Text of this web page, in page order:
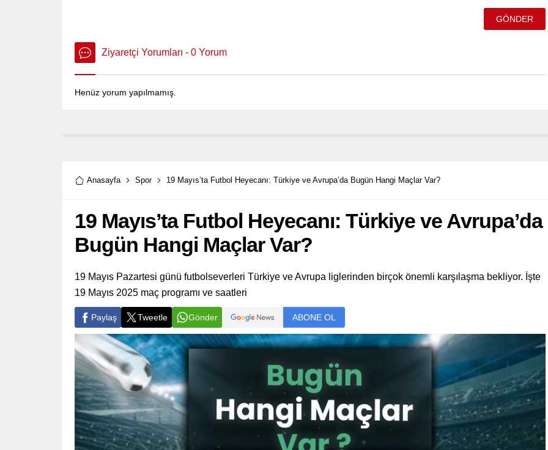
Ziyaretçi Yorumları - 0 Yorum
Henüz yorum yapılmamış.
Anasayfa Spor 19 Mayıs’ta Futbol Heyecanı: Türkiye ve Avrupa’da Bugün Hangi Maçlar Var?
19 Mayıs’ta Futbol Heyecanı: Türkiye ve Avrupa’da
Bugün Hangi Maçlar Var?
19 Mayıs Pazartesi günü futbolseverleri Türkiye ve Avrupa liglerinden birçok önemli karşılaşma bekliyor. İşte
19 Mayıs 2025 maç programı ve saatleri
Paylaş Tweetle Gönder ABONE OL